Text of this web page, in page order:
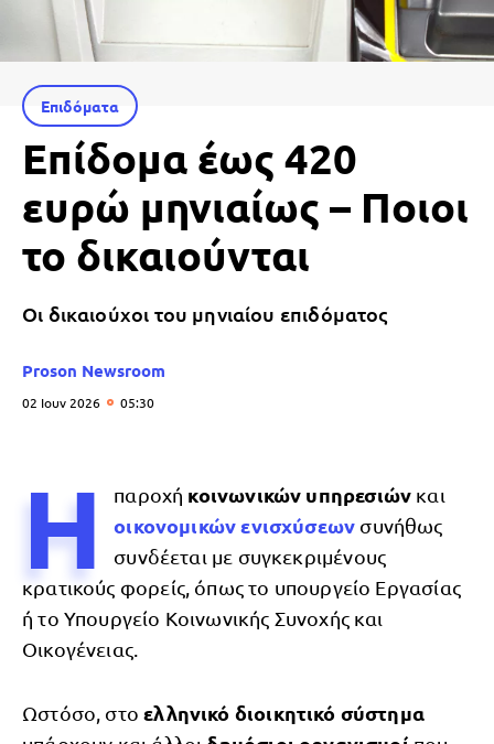
Επιδόματα
Επίδομα έως 420
ευρώ μηνιαίως – Ποιοι
το δικαιούνται
Οι δικαιούχοι του μηνιαίου επιδόματος
Proson Newsroom
02 Ιουν 2026 05:30
Η παροχή κοινωνικών υπηρεσιών και
οικονομικών ενισχύσεων συνήθως
συνδέεται με συγκεκριμένους
κρατικούς φορείς, όπως το υπουργείο Εργασίας
ή το Υπουργείο Κοινωνικής Συνοχής και
Οικογένειας.
Ωστόσο, στοελληνικό διοικητικό σύστημα